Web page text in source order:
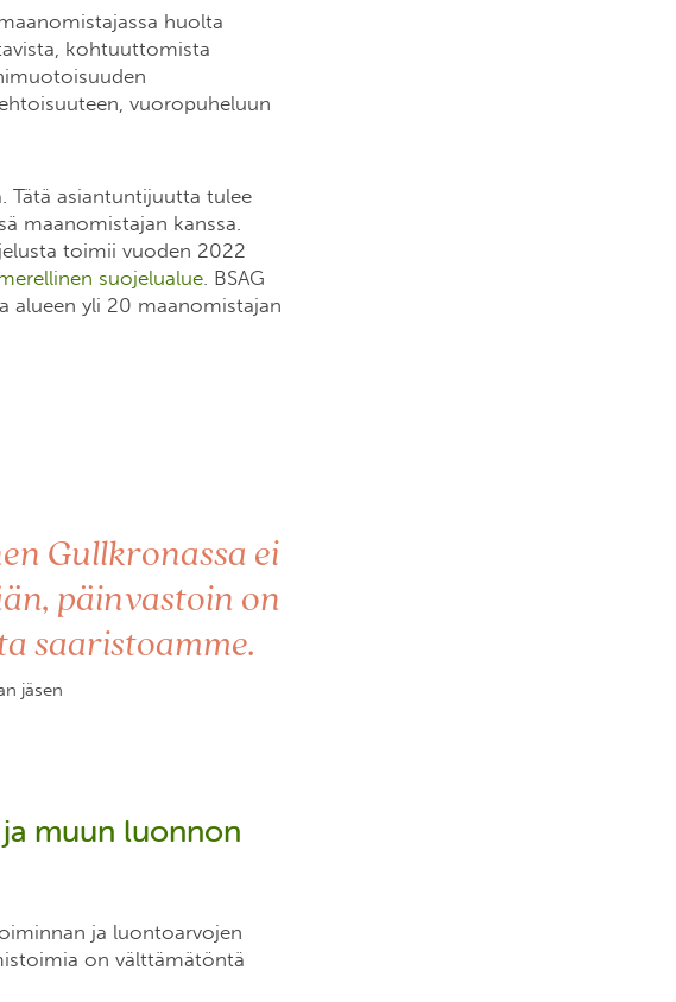
huolta
kohtuuttomista
vuoropuheluun
Tätä asiantuntijuutta tulee
maanomistajan kanssa.
toimii vuoden 2022
suojelualue. BSAG
alueen yli 20 maanomistajan
Gullkronassa ei
päinvastoin on
saaristoamme.
jäsen
muun luonnon
ja luontoarvojen
on välttämätöntä